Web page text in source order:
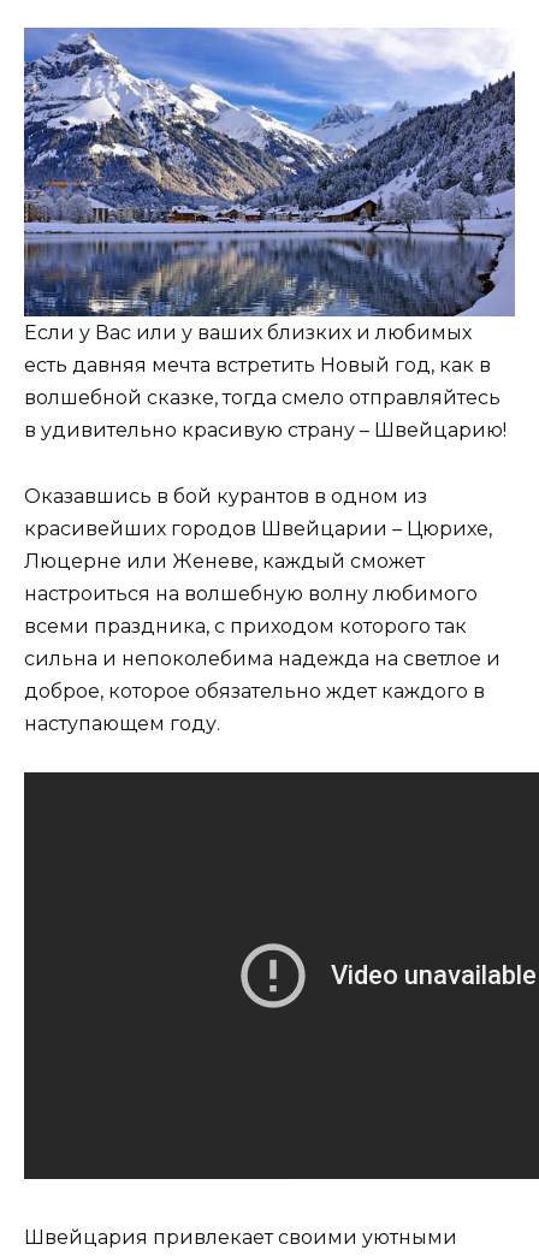
Если у Вас или у ваших близких и любимых
есть давняя мечта встретить Новый год, как в
волшебной сказке, тогда смело отправляйтесь
в удивительно красивую страну – Швейцарию!
Оказавшись в бой курантов в одном из
красивейших городов Швейцарии – Цюрихе,
Люцерне или Женеве, каждый сможет
настроиться на волшебную волну любимого
всеми праздника, с приходом которого так
сильна и непоколебима надежда на светлое и
доброе, которое обязательно ждет каждого в
наступающем году.
Швейцария привлекает своими уютными